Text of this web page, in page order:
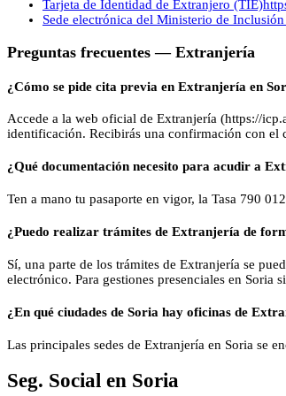
Tarjeta de Identidad de Extranjero (TIE)
Sede electrónica del Ministerio de
Preguntas frecuentes — Extranjería
¿Cómo se pide cita previa en Extranjería en
Accede a la web oficial de Extranjería (https://
identificación. Recibirás una confirmación con el
¿Qué documentación necesito para acudir a
Ten a mano tu pasaporte en vigor, la Tasa 790
¿Puedo realizar trámites de Extranjería de
Sí, una parte de los trámites de Extranjería se
electrónico. Para gestiones presenciales en Soria
¿En qué ciudades de Soria hay oficinas de
Las principales sedes de Extranjería en Soria se
Seg. Social en Soria